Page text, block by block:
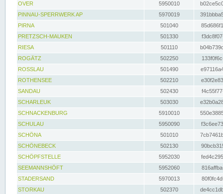
OVER
5950010
PINNAU-SPERRWERK AP
5970019
PIRNA
501040
PRETZSCH-MAUKEN
501330
RIESA
501110
ROGÄTZ
502250
ROSSLAU
501490
ROTHENSEE
502210
SANDAU
502430
SCHARLEUK
503030
SCHNACKENBURG
5910010
SCHULAU
5950090
SCHÖNA
501010
SCHÖNEBECK
502130
SCHÖPFSTELLE
5952030
SEEMANNSHÖFT
5952060
STADERSAND
5970013
STORKAU
502370